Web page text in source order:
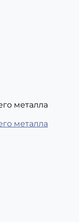
металла
металла